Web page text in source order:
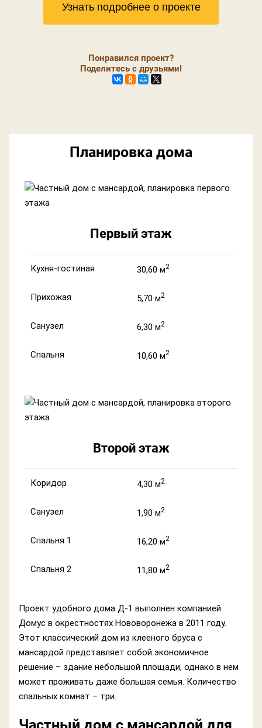
Узнать подробнее о проекте
Понравился проект?
Поделитесь с друзьями!
Планировка дома
Первый этаж
Кухня-гостиная 30,60 м2
Прихожая 5,70 м2
Санузел 6,30 м2
Спальня 10,60 м2
Второй этаж
Коридор 4,30 м2
Санузел 1,90 м2
Спальня 1 16,20 м2
Спальня 2 11,80 м2
Проект удобного дома Д-1 выполнен компанией
Домус в окрестностях Нововоронежа в 2011 году.
Этот классический дом из клееного бруса с
мансардой представляет собой экономичное
решение – здание небольшой площади, однако в нем
может проживать даже большая семья. Количество
спальных комнат – три.